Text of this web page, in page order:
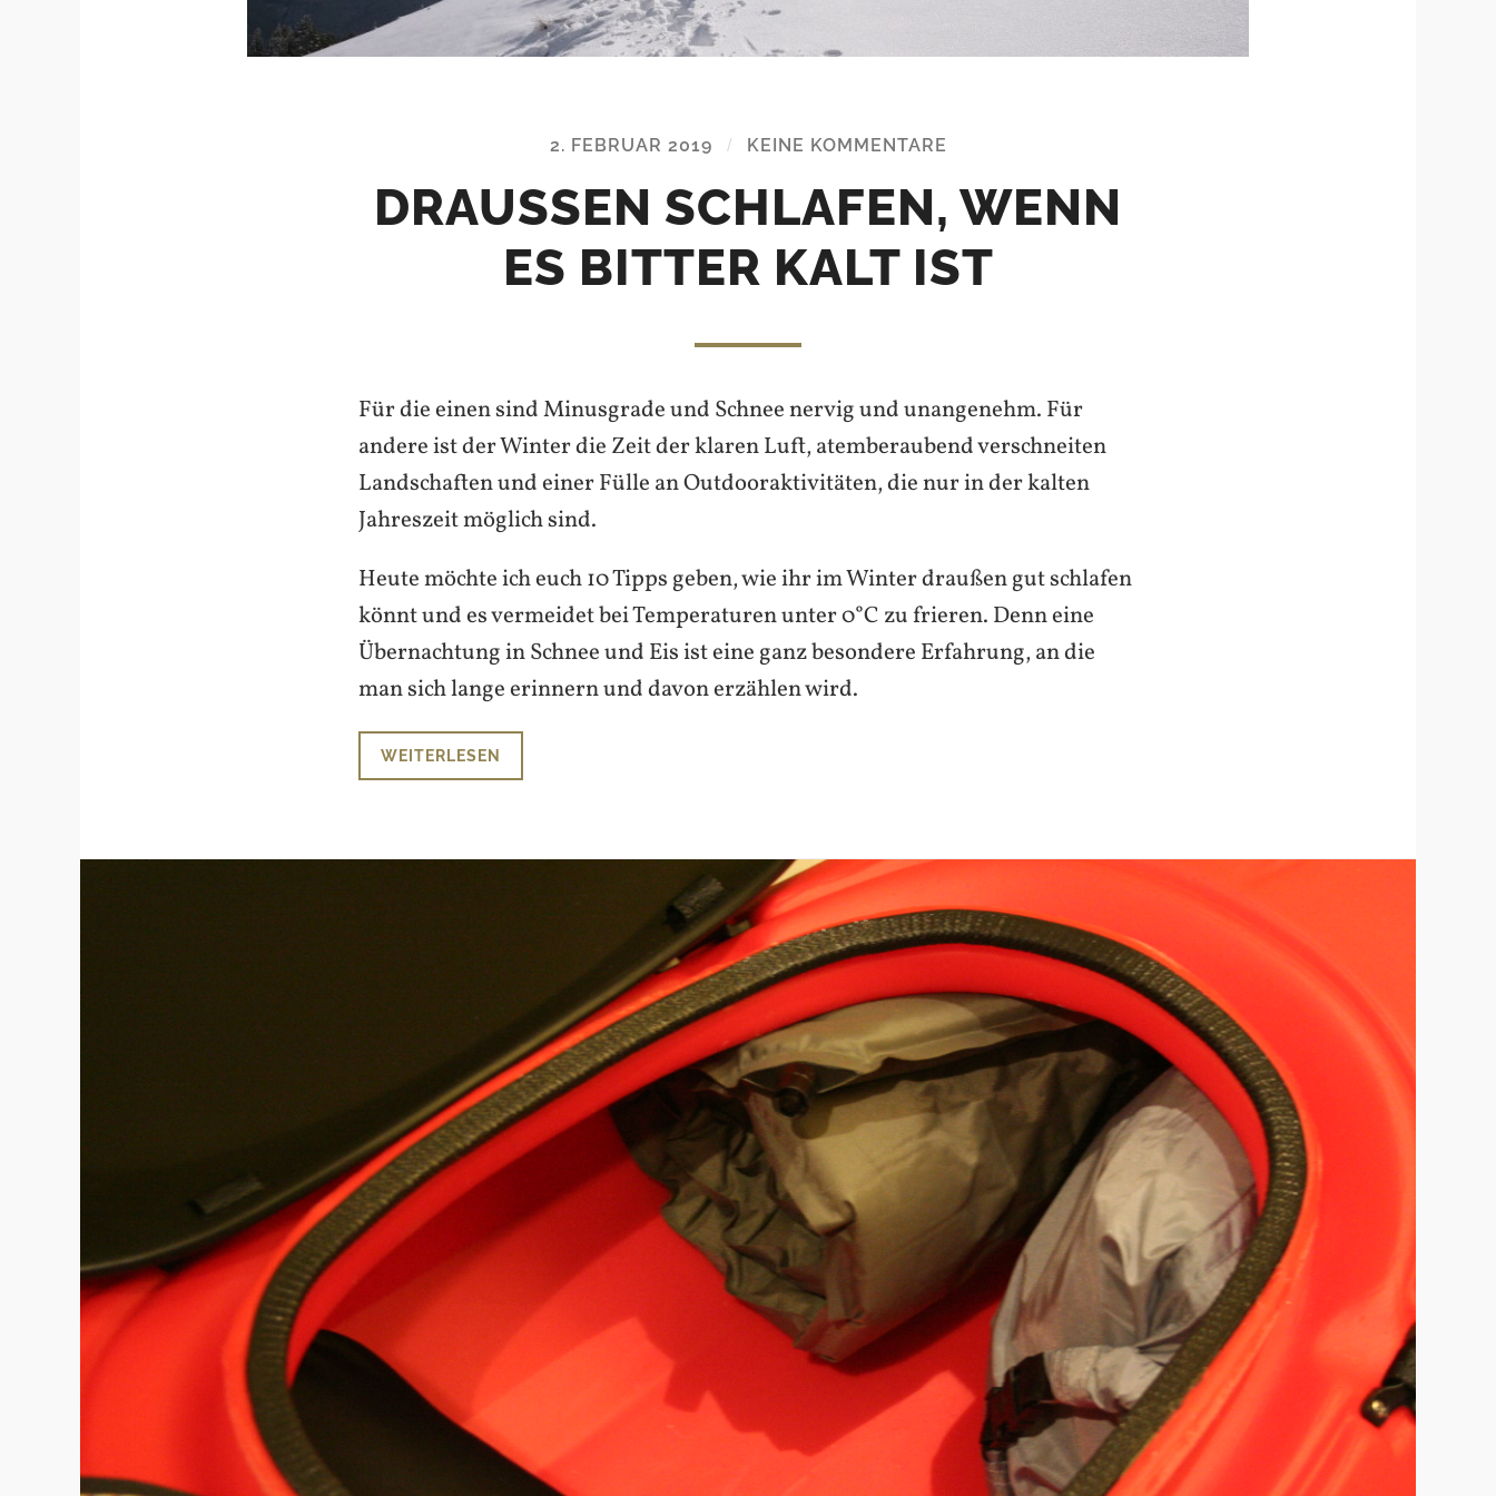
2. FEBRUAR 2019 / KEINE KOMMENTARE
DRAUSSEN SCHLAFEN, WENN E
S BITTER KALT IST
Für die einen sind Minusgrade und Schnee nervig und unangenehm. Für
andere ist der Winter die Zeit der klaren Luft, atemberaubend verschneiten
Landschaften und einer Fülle an Outdooraktivitäten, die nur in der kalten
Jahreszeit möglich sind.
Heute möchte ich euch 10 Tipps geben, wie ihr im Winter draußen gut schlafen
könnt und es vermeidet bei Temperaturen unter 0°C zu frieren. Denn eine
Übernachtung in Schnee und Eis ist eine ganz besondere Erfahrung, an die
man sich lange erinnern und davon erzählen wird.
WEITERLESEN